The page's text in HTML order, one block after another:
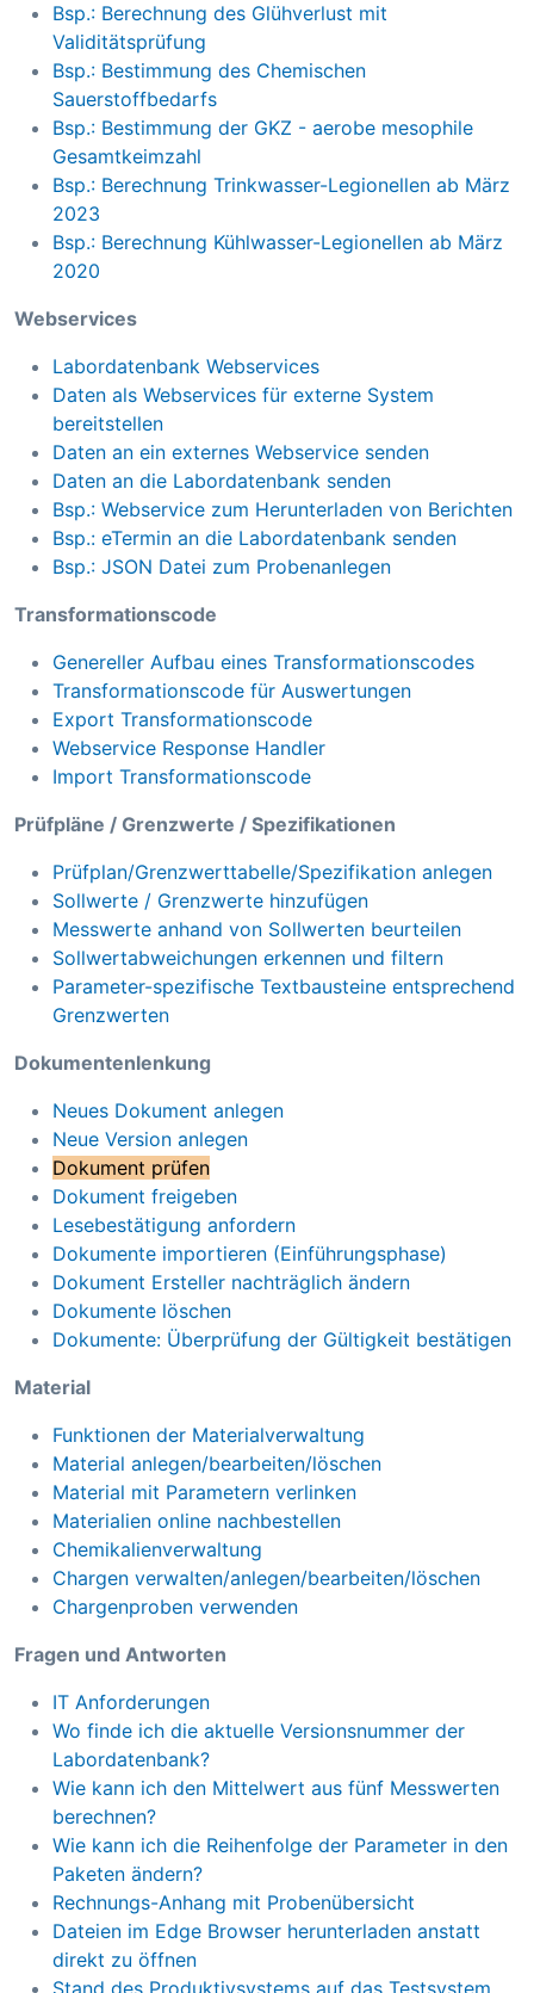
Bsp.: Berechnung des Glühverlust mit
Validitätsprüfung
Bsp.: Bestimmung des Chemischen
Sauerstoffbedarfs
Bsp.: Bestimmung der GKZ - aerobe mesophile
Gesamtkeimzahl
Bsp.: Berechnung Trinkwasser-Legionellen ab März
2023
Bsp.: Berechnung Kühlwasser-Legionellen ab März
2020
Webservices
Labordatenbank Webservices
Daten als Webservices für externe System
bereitstellen
Daten an ein externes Webservice senden
Daten an die Labordatenbank senden
Bsp.: Webservice zum Herunterladen von Berichten
Bsp.: eTermin an die Labordatenbank senden
Bsp.: JSON Datei zum Probenanlegen
Transformationscode
Genereller Aufbau eines Transformationscodes
Transformationscode für Auswertungen
Export Transformationscode
Webservice Response Handler
Import Transformationscode
Prüfpläne / Grenzwerte / Spezifikationen
Prüfplan/Grenzwerttabelle/Spezifikation anlegen
Sollwerte / Grenzwerte hinzufügen
Messwerte anhand von Sollwerten beurteilen
Sollwertabweichungen erkennen und filtern
Parameter-spezifische Textbausteine entsprechend
Grenzwerten
Dokumentenlenkung
Neues Dokument anlegen
Neue Version anlegen
Dokument prüfen
Dokument freigeben
Lesebestätigung anfordern
Dokumente importieren (Einführungsphase)
Dokument Ersteller nachträglich ändern
Dokumente löschen
Dokumente: Überprüfung der Gültigkeit bestätigen
Material
Funktionen der Materialverwaltung
Material anlegen/bearbeiten/löschen
Material mit Parametern verlinken
Materialien online nachbestellen
Chemikalienverwaltung
Chargen verwalten/anlegen/bearbeiten/löschen
Chargenproben verwenden
Fragen und Antworten
IT Anforderungen
Wo finde ich die aktuelle Versionsnummer der
Labordatenbank?
Wie kann ich den Mittelwert aus fünf Messwerten
berechnen?
Wie kann ich die Reihenfolge der Parameter in den
Paketen ändern?
Rechnungs-Anhang mit Probenübersicht
Dateien im Edge Browser herunterladen anstatt
direkt zu öffnen